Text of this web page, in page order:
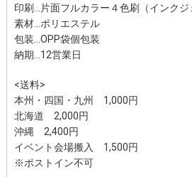
印刷…片面フルカラー４色刷（インクジ
素材…ポリエステル
包装…OPP袋個包装
納期…12営業日
<送料>
本州・四国・九州 1,000円
北海道 2,000円
沖縄 2,400円
イベント会場搬入 1,500円
※ポストイン不可